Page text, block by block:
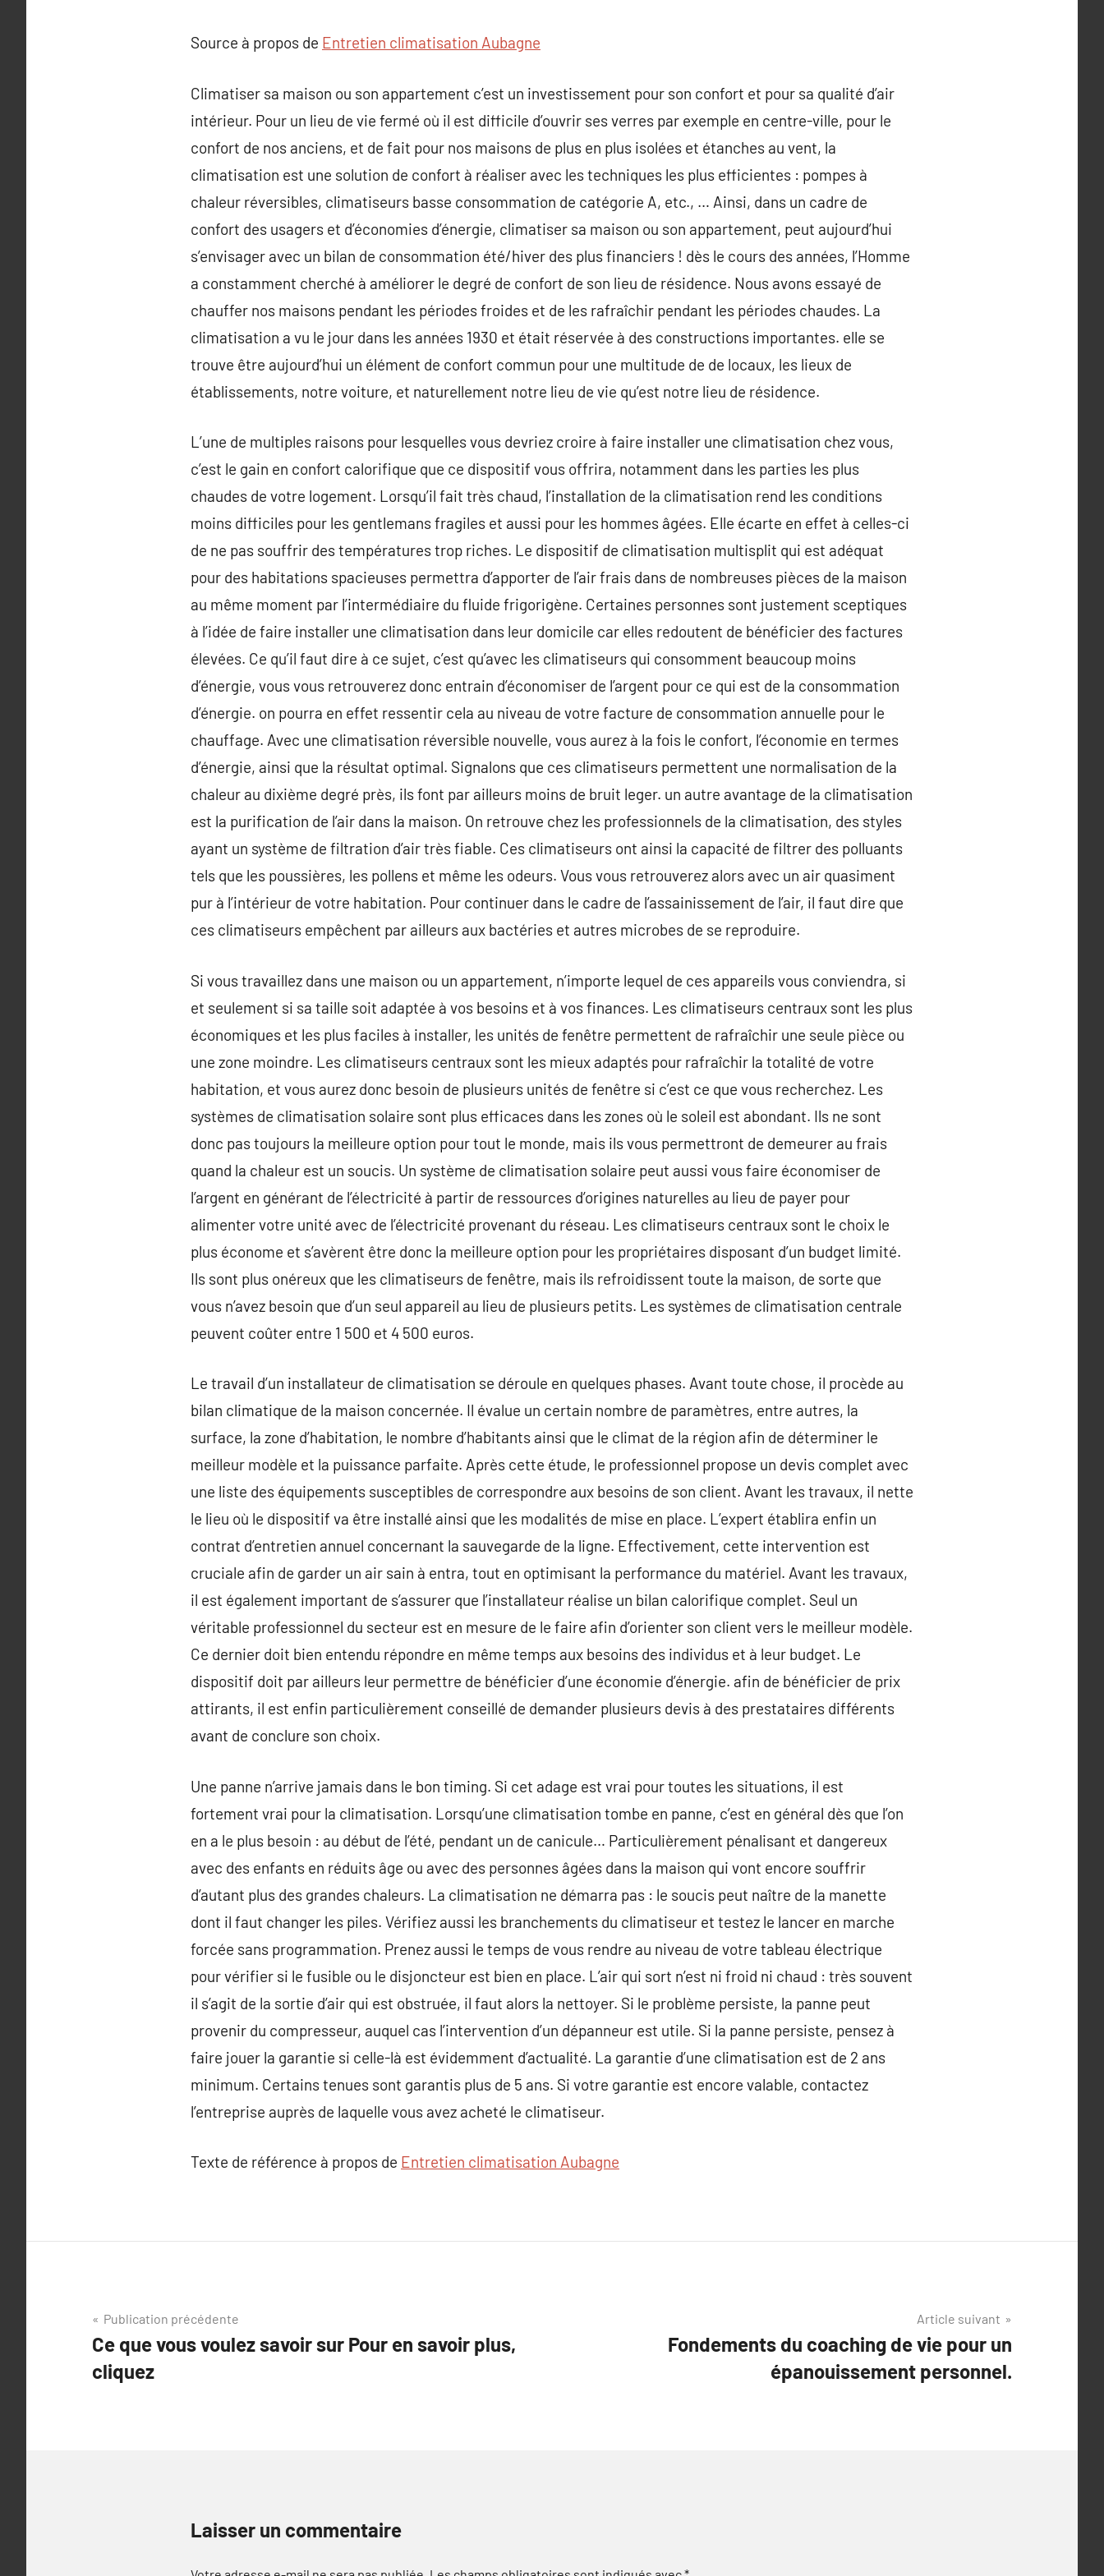
Source à propos de Entretien climatisation Aubagne
Climatiser sa maison ou son appartement c’est un investissement pour son confort et pour sa qualité d’air
intérieur. Pour un lieu de vie fermé où il est difficile d’ouvrir ses verres par exemple en centre-ville, pour le
confort de nos anciens, et de fait pour nos maisons de plus en plus isolées et étanches au vent, la
climatisation est une solution de confort à réaliser avec les techniques les plus efficientes : pompes à
chaleur réversibles, climatiseurs basse consommation de catégorie A, etc., … Ainsi, dans un cadre de
confort des usagers et d’économies d’énergie, climatiser sa maison ou son appartement, peut aujourd’hui
s’envisager avec un bilan de consommation été/hiver des plus financiers ! dès le cours des années, l’Homme
a constamment cherché à améliorer le degré de confort de son lieu de résidence. Nous avons essayé de
chauffer nos maisons pendant les périodes froides et de les rafraîchir pendant les périodes chaudes. La
climatisation a vu le jour dans les années 1930 et était réservée à des constructions importantes. elle se
trouve être aujourd’hui un élément de confort commun pour une multitude de de locaux, les lieux de
établissements, notre voiture, et naturellement notre lieu de vie qu’est notre lieu de résidence.
L’une de multiples raisons pour lesquelles vous devriez croire à faire installer une climatisation chez vous,
c’est le gain en confort calorifique que ce dispositif vous offrira, notamment dans les parties les plus
chaudes de votre logement. Lorsqu’il fait très chaud, l’installation de la climatisation rend les conditions
moins difficiles pour les gentlemans fragiles et aussi pour les hommes âgées. Elle écarte en effet à celles-ci
de ne pas souffrir des températures trop riches. Le dispositif de climatisation multisplit qui est adéquat
pour des habitations spacieuses permettra d’apporter de l’air frais dans de nombreuses pièces de la maison
au même moment par l’intermédiaire du fluide frigorigène. Certaines personnes sont justement sceptiques
à l’idée de faire installer une climatisation dans leur domicile car elles redoutent de bénéficier des factures
élevées. Ce qu’il faut dire à ce sujet, c’est qu’avec les climatiseurs qui consomment beaucoup moins
d’énergie, vous vous retrouverez donc entrain d’économiser de l’argent pour ce qui est de la consommation
d’énergie. on pourra en effet ressentir cela au niveau de votre facture de consommation annuelle pour le
chauffage. Avec une climatisation réversible nouvelle, vous aurez à la fois le confort, l’économie en termes
d’énergie, ainsi que la résultat optimal. Signalons que ces climatiseurs permettent une normalisation de la
chaleur au dixième degré près, ils font par ailleurs moins de bruit leger. un autre avantage de la climatisation
est la purification de l’air dans la maison. On retrouve chez les professionnels de la climatisation, des styles
ayant un système de filtration d’air très fiable. Ces climatiseurs ont ainsi la capacité de filtrer des polluants
tels que les poussières, les pollens et même les odeurs. Vous vous retrouverez alors avec un air quasiment
pur à l’intérieur de votre habitation. Pour continuer dans le cadre de l’assainissement de l’air, il faut dire que
ces climatiseurs empêchent par ailleurs aux bactéries et autres microbes de se reproduire.
Si vous travaillez dans une maison ou un appartement, n’importe lequel de ces appareils vous conviendra, si
et seulement si sa taille soit adaptée à vos besoins et à vos finances. Les climatiseurs centraux sont les plus
économiques et les plus faciles à installer, les unités de fenêtre permettent de rafraîchir une seule pièce ou
une zone moindre. Les climatiseurs centraux sont les mieux adaptés pour rafraîchir la totalité de votre
habitation, et vous aurez donc besoin de plusieurs unités de fenêtre si c’est ce que vous recherchez. Les
systèmes de climatisation solaire sont plus efficaces dans les zones où le soleil est abondant. Ils ne sont
donc pas toujours la meilleure option pour tout le monde, mais ils vous permettront de demeurer au frais
quand la chaleur est un soucis. Un système de climatisation solaire peut aussi vous faire économiser de
l’argent en générant de l’électricité à partir de ressources d’origines naturelles au lieu de payer pour
alimenter votre unité avec de l’électricité provenant du réseau. Les climatiseurs centraux sont le choix le
plus économe et s’avèrent être donc la meilleure option pour les propriétaires disposant d’un budget limité.
Ils sont plus onéreux que les climatiseurs de fenêtre, mais ils refroidissent toute la maison, de sorte que
vous n’avez besoin que d’un seul appareil au lieu de plusieurs petits. Les systèmes de climatisation centrale
peuvent coûter entre 1 500 et 4 500 euros.
Le travail d’un installateur de climatisation se déroule en quelques phases. Avant toute chose, il procède au
bilan climatique de la maison concernée. Il évalue un certain nombre de paramètres, entre autres, la
surface, la zone d’habitation, le nombre d’habitants ainsi que le climat de la région afin de déterminer le
meilleur modèle et la puissance parfaite. Après cette étude, le professionnel propose un devis complet avec
une liste des équipements susceptibles de correspondre aux besoins de son client. Avant les travaux, il nette
le lieu où le dispositif va être installé ainsi que les modalités de mise en place. L’expert établira enfin un
contrat d’entretien annuel concernant la sauvegarde de la ligne. Effectivement, cette intervention est
cruciale afin de garder un air sain à entra, tout en optimisant la performance du matériel. Avant les travaux,
il est également important de s’assurer que l’installateur réalise un bilan calorifique complet. Seul un
véritable professionnel du secteur est en mesure de le faire afin d’orienter son client vers le meilleur modèle.
Ce dernier doit bien entendu répondre en même temps aux besoins des individus et à leur budget. Le
dispositif doit par ailleurs leur permettre de bénéficier d’une économie d’énergie. afin de bénéficier de prix
attirants, il est enfin particulièrement conseillé de demander plusieurs devis à des prestataires différents
avant de conclure son choix.
Une panne n’arrive jamais dans le bon timing. Si cet adage est vrai pour toutes les situations, il est
fortement vrai pour la climatisation. Lorsqu’une climatisation tombe en panne, c’est en général dès que l’on
en a le plus besoin : au début de l’été, pendant un de canicule… Particulièrement pénalisant et dangereux
avec des enfants en réduits âge ou avec des personnes âgées dans la maison qui vont encore souffrir
d’autant plus des grandes chaleurs. La climatisation ne démarra pas : le soucis peut naître de la manette
dont il faut changer les piles. Vérifiez aussi les branchements du climatiseur et testez le lancer en marche
forcée sans programmation. Prenez aussi le temps de vous rendre au niveau de votre tableau électrique
pour vérifier si le fusible ou le disjoncteur est bien en place. L’air qui sort n’est ni froid ni chaud : très souvent
il s’agit de la sortie d’air qui est obstruée, il faut alors la nettoyer. Si le problème persiste, la panne peut
provenir du compresseur, auquel cas l’intervention d’un dépanneur est utile. Si la panne persiste, pensez à
faire jouer la garantie si celle-là est évidemment d’actualité. La garantie d’une climatisation est de 2 ans
minimum. Certains tenues sont garantis plus de 5 ans. Si votre garantie est encore valable, contactez
l’entreprise auprès de laquelle vous avez acheté le climatiseur.
Texte de référence à propos de Entretien climatisation Aubagne
Navigation
de
l’article
Publication précédente
Ce que vous voulez savoir sur Pour en savoir plus,
cliquez
Article suivant
Fondements du coaching de vie pour un
épanouissement personnel.
Laisser un commentaire